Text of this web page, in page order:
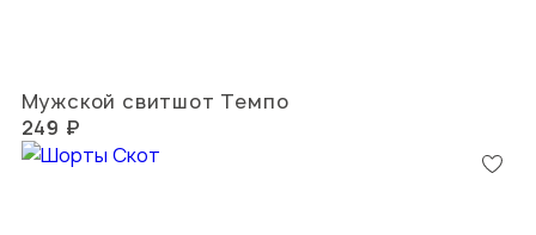
Мужской свитшот Темпо
249 ₽